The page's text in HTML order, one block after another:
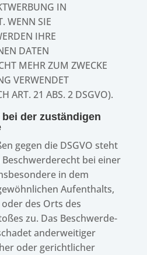
IN
WENN SIE
IHRE
DATEN
MEHR ZUM ZWECKE
VERWENDET
ART. 21 ABS. 2 DSGVO).
der zustän­di­gen
gegen die DSGVO steht
bei einer
in dem
Aufent­halts,
des Orts des
zu. Das Beschwer­de­
ander­wei­ti­ger
oder gericht­li­cher